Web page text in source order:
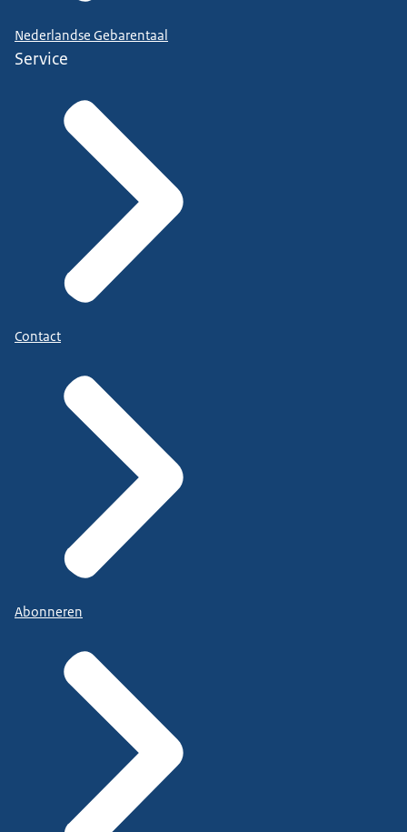
Nederlandse Gebarentaal
Service
Contact
Abonneren